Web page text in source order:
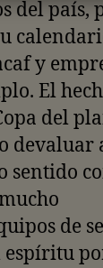
del país,
y
El
del
devaluar
de